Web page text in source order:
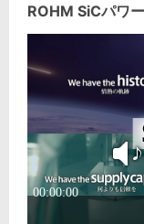
ROHM SiCパワ